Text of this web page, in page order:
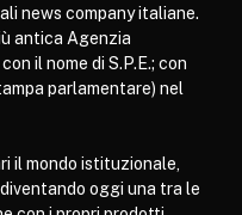
news company italiane.
antica Agenzia
il nome di S.P.E.; con
parlamentare) nel
il mondo istituzionale,
oggi una tra le